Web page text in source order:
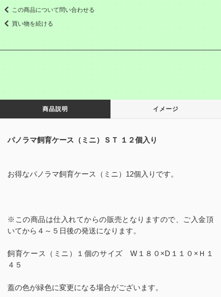
この商品について問い合わせる
買い物を続ける
商品説明 イメージ
パノラマ飼育ケース（ミニ）ＳＴ １２個入り
お得なパノラマ飼育ケース（ミニ）12個入りです。
※この商品は仕入れてからの販売となりますので、ご入金頂
いてから４～５日後の発送になります。
飼育ケース（ミニ）１個のサイズ W１８０×D１１０×Ｈ１
４５
蓋の色が緑色に変更になる場合がございます。